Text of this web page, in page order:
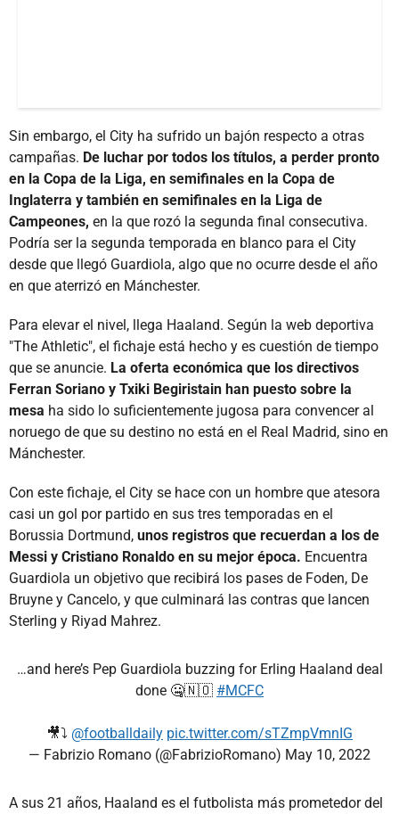
Sin embargo, el City ha sufrido un bajón respecto a otras
campañas. De luchar por todos los títulos, a perder pronto
en la Copa de la Liga, en semifinales en la Copa de
Inglaterra y también en semifinales en la Liga de
Campeones, en la que rozó la segunda final consecutiva.
Podría ser la segunda temporada en blanco para el City
desde que llegó Guardiola, algo que no ocurre desde el año
en que aterrizó en Mánchester.
Para elevar el nivel, llega Haaland. Según la web deportiva
"The Athletic", el fichaje está hecho y es cuestión de tiempo
que se anuncie. La oferta económica que los directivos
Ferran Soriano y Txiki Begiristain han puesto sobre la
mesa ha sido lo suficientemente jugosa para convencer al
noruego de que su destino no está en el Real Madrid, sino en
Mánchester.
Con este fichaje, el City se hace con un hombre que atesora
casi un gol por partido en sus tres temporadas en el
Borussia Dortmund, unos registros que recuerdan a los de
Messi y Cristiano Ronaldo en su mejor época. Encuentra
Guardiola un objetivo que recibirá los pases de Foden, De
Bruyne y Cancelo, y que culminará las contras que lancen
Sterling y Riyad Mahrez.
…and here’s Pep Guardiola buzzing for Erling Haaland deal
done 🤐🇳🇴 #MCFC
🎥⤵️ @footballdaily pic.twitter.com/sTZmpVmnIG
— Fabrizio Romano (@FabrizioRomano) May 10, 2022
A sus 21 años, Haaland es el futbolista más prometedor del